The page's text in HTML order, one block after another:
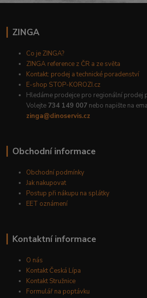
ZINGA
Co je ZINGA?
ZINGA reference z ČR a ze světa
Kontakt: prodej a technické poradenství
E-shop STOP-KOROZI.cz
Hledáme prodejce pro regionální prodej
Volejte 734 149 007 nebo napište na
zinga@dinoservis.cz
Obchodní informace
Obchodní podmínky
Jak nakupovat
Postup při nákupu na splátky
EET oznámení
Kontaktní informace
O nás
Kontakt Česká Lípa
Kontakt Stružnice
Formulář na poptávku